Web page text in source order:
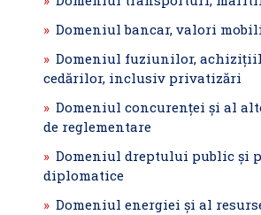
Domeniul bancar, valori
Domeniul fuziunilor,
cedărilor, inclusiv privatizări
Domeniul concurenţei şi al
de reglementare
Domeniul dreptului public şi
diplomatice
Domeniul energiei şi al